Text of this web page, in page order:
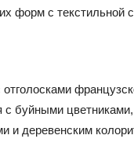
форм с текстильной
с буйными
и деревенским